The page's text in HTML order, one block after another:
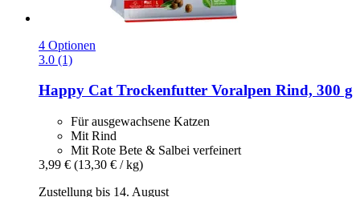
4 Optionen
3.0 (1)
Happy CatTrockenfutter Voralpen Rind, 300 g
Für ausgewachsene Katzen
Mit Rind
Mit Rote Bete & Salbei verfeinert
3,99 € (13,30 € / kg)
Zustellung bis 14. August